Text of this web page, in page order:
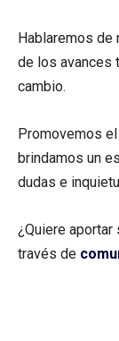
Hablaremos de
de los avances
cambio.
Promovemos
brindamos un
dudas e
¿Quiere
través de